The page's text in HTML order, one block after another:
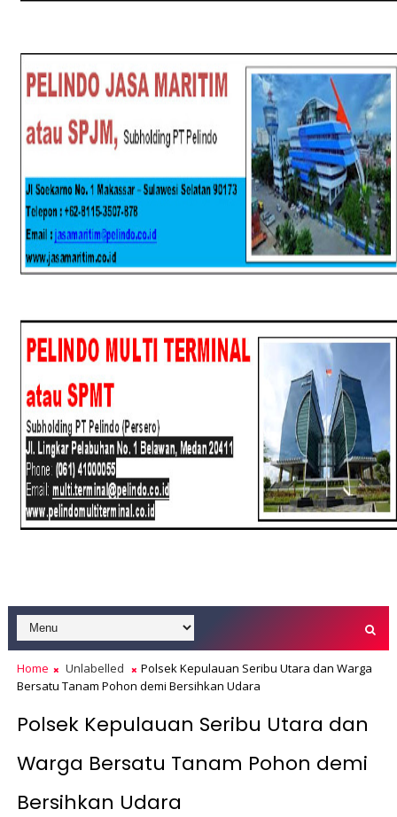
Home Unlabelled
Polsek Kepulauan Seribu Utara dan Warga
Bersatu Tanam Pohon demi Bersihkan Udara
Polsek Kepulauan Seribu Utara dan
Warga Bersatu Tanam Pohon demi
Bersihkan Udara